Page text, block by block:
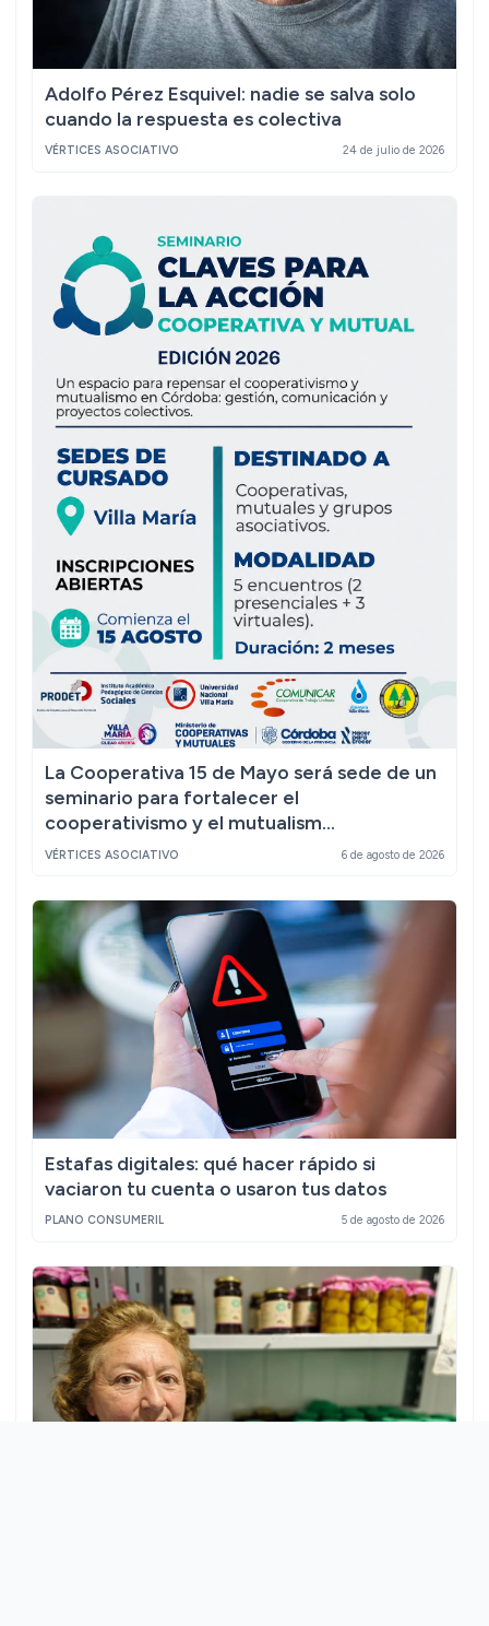
Adolfo Pérez Esquivel: nadie se salva solo
cuando la respuesta es colectiva
VÉRTICES ASOCIATIVO 24 de julio de 2026
La Cooperativa 15 de Mayo será sede de un
seminario para fortalecer el
cooperativismo y el mutualism...
VÉRTICES ASOCIATIVO 6 de agosto de 2026
Estafas digitales: qué hacer rápido si
vaciaron tu cuenta o usaron tus datos
PLANO CONSUMERIL 5 de agosto de 2026